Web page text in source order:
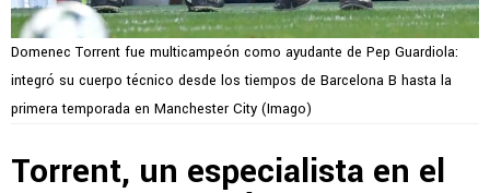
Domenec Torrent fue multicampeón como ayudante de Pep Guardiola:
integró su cuerpo técnico desde los tiempos de Barcelona B hasta la
primera temporada en Manchester City (Imago)
Torrent, un especialista en el